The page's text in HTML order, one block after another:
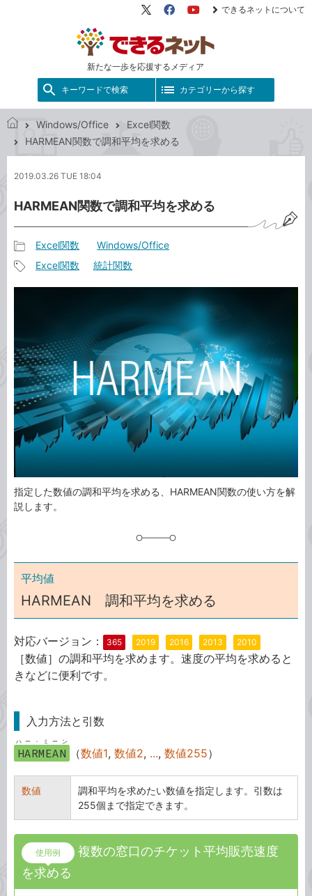
新たな一歩を応援するメディア
X（旧
FacebookYouTube
できるネットについて
キーワードで検索 カテゴリーから探す
で
ネ
ト
Windows/Office
Excel関数
HARMEAN関数で調和平均を求める
2019.03.26 TUE 18:04
HARMEAN関数で調和平均を求める
事
カ
Excel関数 Windows/Office
Excel関数 統計関数
指定した数値の調和平均を求める、HARMEAN関数の使い方を解
説します。
平均値
HARMEAN 調和平均を求める
対応バージョン： 365 2019 2016 2013 2010
［数値］の調和平均を求めます。速度の平均を求めると
きなどに便利です。
入力方法と引数
HARMEAN
ハー・ミーン
（数値1, 数値2, ..., 数値255）
数値
調和平均を求めたい数値を指定します。引数は
255個まで指定できます。
使用例
複数の窓口のチケット平均販売速度
を求める